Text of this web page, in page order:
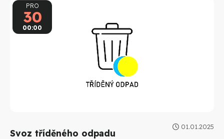
PRO
30
00:00
01.01.2025
Svoz tříděného odpadu